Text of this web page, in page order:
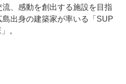
、感動を創出する施設を目指
出身の建築家が率いる「SUP
。